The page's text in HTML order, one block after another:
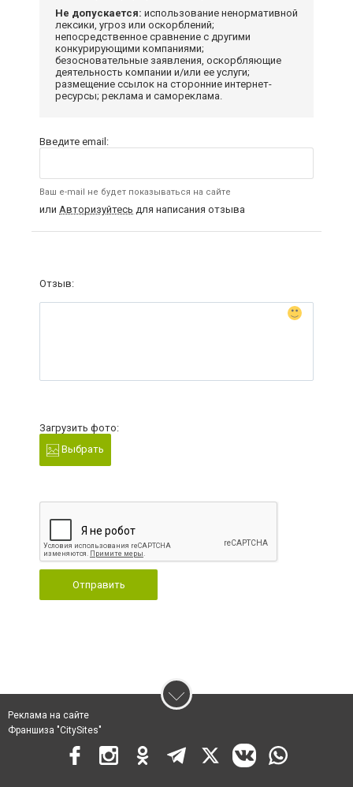
Не допускается: использование ненормативной
лексики, угроз или оскорблений;
непосредственное сравнение с другими
конкурирующими компаниями;
безосновательные заявления, оскорбляющие
деятельность компании и/или ее услуги;
размещение ссылок на сторонние интернет-
ресурсы; реклама и самореклама.
Введите email:
Ваш e-mail не будет показываться на сайте
или Авторизуйтесь для написания отзыва
Отзыв:
Загрузить фото:
Выбрать
Отправить
Реклама на сайте
Франшиза "CitySites"